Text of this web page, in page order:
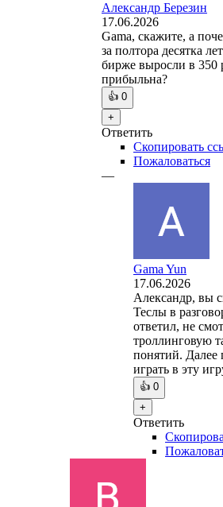
Александр Березин
17.06.2026
Gama, скажите, а
за полтора десятка
бирже выросли в 350
прибыльна?
👍 0
+
Ответить
Скопировать
Пожаловаться
—
Gama Yun
17.06.2026
Александр, вы
Теслы в
ответил, не
троллинговую
понятий. Далее
играть в эту
👍 0
+
Ответить